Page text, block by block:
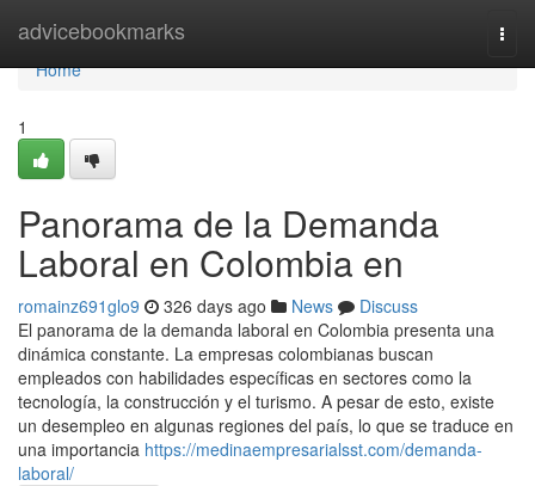
advicebookmarks
Home
Home
1
Panorama de la Demanda
Laboral en Colombia en
romainz691glo9 326 days ago News
Discuss
El panorama de la demanda laboral en Colombia presenta una
dinámica constante. La empresas colombianas buscan
empleados con habilidades específicas en sectores como la
tecnología, la construcción y el turismo. A pesar de esto, existe
un desempleo en algunas regiones del país, lo que se traduce en
una importancia https://medinaempresarialsst.com/demanda-
laboral/